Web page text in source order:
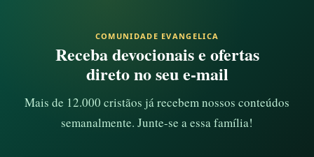
COMUNIDADE EVANGELICA
Receba devocionais e ofertas
direto no seu e-mail
Mais de 12.000 cristãos já recebem nossos conteúdos
semanalmente. Junte-se a essa família!